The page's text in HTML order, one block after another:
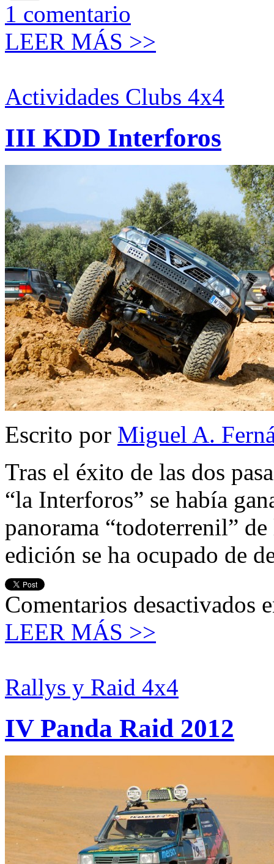
1 comentario
LEER MÁS >>
Actividades Clubs 4x4
III KDD Interforos
Escrito por Miguel A.
Tras el éxito de las dos
“la Interforos” se había
panorama “todoterrenil”
edición se ha ocupado de
Comentarios desactivados
LEER MÁS >>
Rallys y Raid 4x4
IV Panda Raid 2012